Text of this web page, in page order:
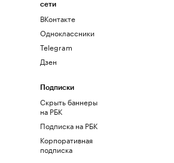
сети
ВКонтакте
Одноклассники
Telegram
Дзен
Подписки
Скрыть баннеры
на РБК
Подписка на РБК
Корпоративная
подписка